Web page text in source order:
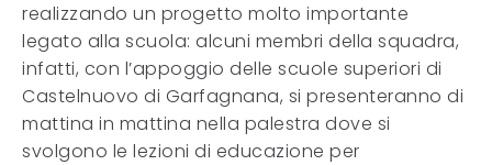
realizzando un progetto molto importante
legato alla scuola: alcuni membri della squadra,
infatti, con l’appoggio delle scuole superiori di
Castelnuovo di Garfagnana, si presenteranno di
mattina in mattina nella palestra dove si
svolgono le lezioni di educazione per